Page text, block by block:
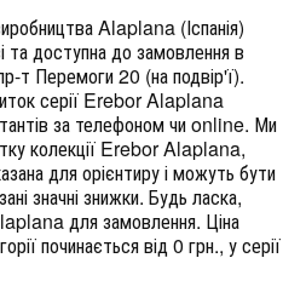
Alaplana (Іспанія)
та доступна до замовлення в
т Перемоги 20 (на подвір'ї).
серії Erebor Alaplana
за телефоном чи online. Ми
колекції Erebor Alaplana,
для орієнтиру і можуть бути
значні знижки. Будь ласка,
для замовлення. Ціна
починається від 0 грн., у серії